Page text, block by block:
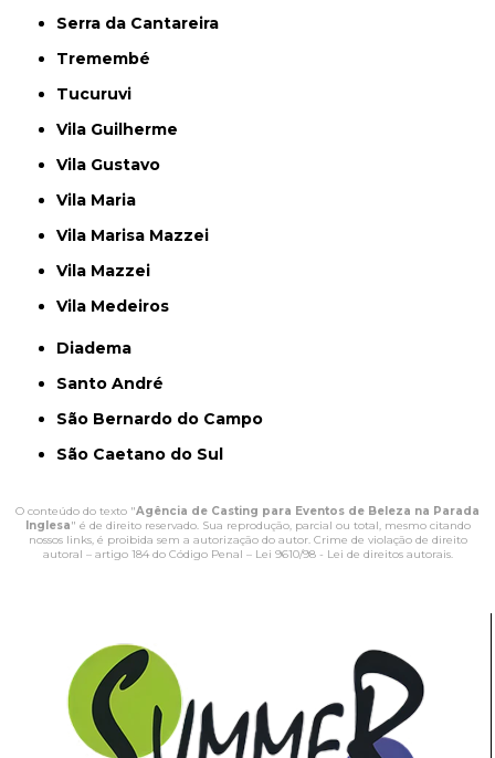
Serra da Cantareira
Tremembé
Tucuruvi
Vila Guilherme
Vila Gustavo
Vila Maria
Vila Marisa Mazzei
Vila Mazzei
Vila Medeiros
Diadema
Santo André
São Bernardo do Campo
São Caetano do Sul
O conteúdo do texto "Agência de Casting para Eventos de Beleza na Parada
Inglesa" é de direito reservado. Sua reprodução, parcial ou total, mesmo citando
nossos links, é proibida sem a autorização do autor. Crime de violação de direito
autoral – artigo 184 do Código Penal – Lei 9610/98 - Lei de direitos autorais.